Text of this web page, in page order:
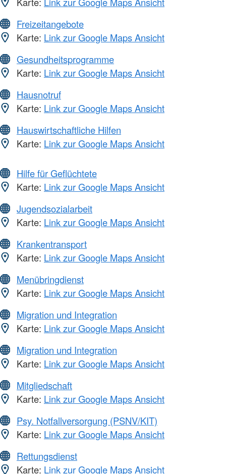
Freizeitangebote
Karte: Link zur Google Maps Ansicht
Gesundheitsprogramme
Karte: Link zur Google Maps Ansicht
Hausnotruf
Karte: Link zur Google Maps Ansicht
Hauswirtschaftliche Hilfen
Karte: Link zur Google Maps Ansicht
Hilfe für Geflüchtete
Karte: Link zur Google Maps Ansicht
Jugendsozialarbeit
Karte: Link zur Google Maps Ansicht
Krankentransport
Karte: Link zur Google Maps Ansicht
Menübringdienst
Karte: Link zur Google Maps Ansicht
Migration und Integration
Karte: Link zur Google Maps Ansicht
Migration und Integration
Karte: Link zur Google Maps Ansicht
Mitgliedschaft
Karte: Link zur Google Maps Ansicht
Psy. Notfallversorgung (PSNV/KIT)
Karte: Link zur Google Maps Ansicht
Rettungsdienst
Karte: Link zur Google Maps Ansicht